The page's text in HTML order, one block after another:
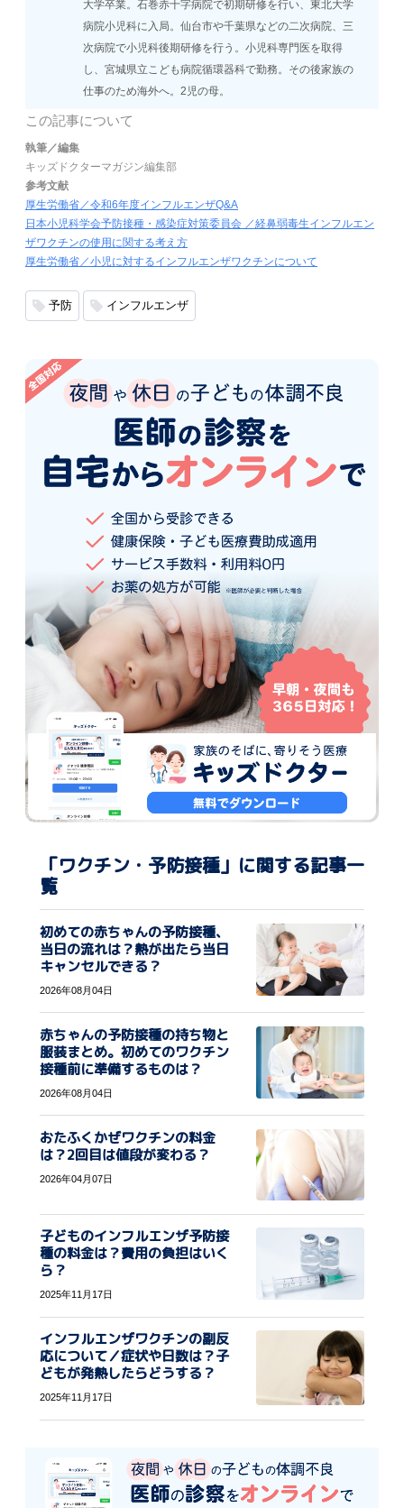
大学卒業。石巻赤十字病院で初期研修を行い、東北大学
病院小児科に入局。仙台市や千葉県などの二次病院、三
次病院で小児科後期研修を行う。小児科専門医を取得
し、宮城県立こども病院循環器科で勤務。その後家族の
仕事のため海外へ。2児の母。
この記事について
執筆／編集
キッズドクターマガジン編集部
参考文献
厚生労働省／令和6年度インフルエンザQ&A
日本小児科学会予防接種・感染症対策委員会 ／経鼻弱毒生インフルエン
ザワクチンの使用に関する考え方
厚生労働省／小児に対するインフルエンザワクチンについて
予防 インフルエンザ
「ワクチン・予防接種」に関する記事一
覧
初めての赤ちゃんの予防接種、
当日の流れは？熱が出たら当日
キャンセルできる？
2026年08月04日
赤ちゃんの予防接種の持ち物と
服装まとめ。初めてのワクチン
接種前に準備するものは？
2026年08月04日
おたふくかぜワクチンの料金
は？2回目は値段が変わる？
2026年04月07日
子どものインフルエンザ予防接
種の料金は？費用の負担はいく
ら？
2025年11月17日
インフルエンザワクチンの副反
応について／症状や日数は？子
どもが発熱したらどうする？
2025年11月17日